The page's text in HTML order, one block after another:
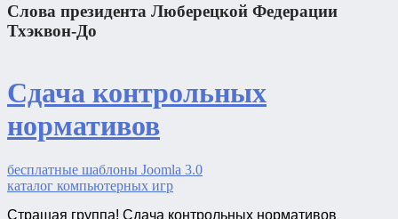
Слова президента Люберецкой Федерации
Тхэквон-До
Сдача контрольных
нормативов
бесплатные шаблоны Joomla 3.0
каталог компьютерных игр
Страшая группа! Сдача контрольных нормативов